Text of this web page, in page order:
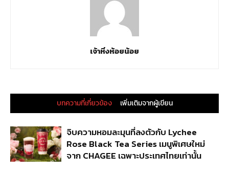
เจ้าหิ่งห้อยน้อย
บทความที่เกี่ยวข้อง เพิ่มเติมจากผู้เขียน
จิบความหอมละมุนที่ลงตัวกับ Lychee
Rose Black Tea Series เมนูพิเศษใหม่
จาก CHAGEE เฉพาะประเทศไทยเท่านั้น